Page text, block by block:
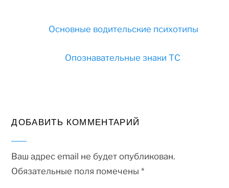
Основные водительские психотипы
Опознавательные знаки ТС
ДОБАВИТЬ КОММЕНТАРИЙ
Ваш адрес email не будет опубликован.
Обязательные поля помечены*